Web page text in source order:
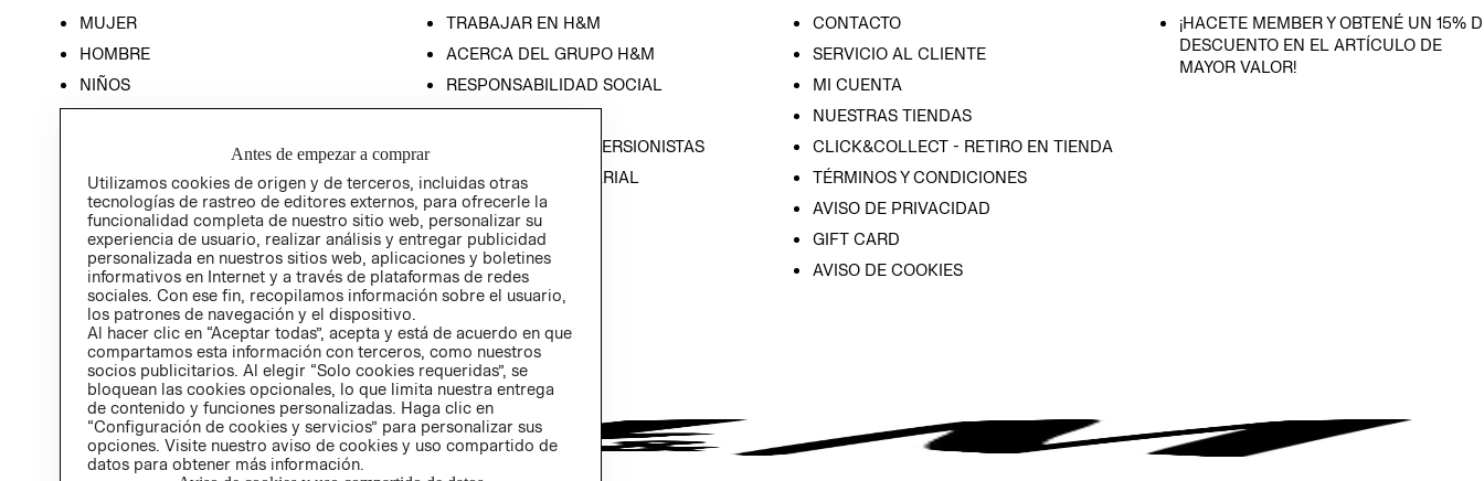
MUJER
HOMBRE
NIÑOS
HOME
TRABAJAR EN H&M
ACERCA DEL GRUPO H&M
RESPONSABILIDAD SOCIAL
PRENSA
RELACIÓN CON INVERSIONISTAS
POLÍTICA EMPRESARIAL
CONTACTO
SERVICIO AL CLIENTE
MI CUENTA
NUESTRAS TIENDAS
CLICK&COLLECT - RETIRO EN TIENDA
TÉRMINOS Y CONDICIONES
AVISO DE PRIVACIDAD
GIFT CARD
AVISO DE COOKIES
¡HACETE MEMBER Y OBTENÉ UN 15%
DESCUENTO EN EL ARTÍCULO DE
MAYOR VALOR!
Antes de empezar a comprar
Utilizamos cookies de origen y de terceros, incluidas otras
tecnologías de rastreo de editores externos, para ofrecerle la
funcionalidad completa de nuestro sitio web, personalizar su
experiencia de usuario, realizar análisis y entregar publicidad
personalizada en nuestros sitios web, aplicaciones y boletines
informativos en Internet y a través de plataformas de redes
sociales. Con ese fin, recopilamos información sobre el usuario,
los patrones de navegación y el dispositivo.
Al hacer clic en “Aceptar todas”, acepta y está de acuerdo en que
compartamos esta información con terceros, como nuestros
socios publicitarios. Al elegir “Solo cookies requeridas”, se
bloquean las cookies opcionales, lo que limita nuestra entrega
de contenido y funciones personalizadas. Haga clic en
“Configuración de cookies y servicios” para personalizar sus
opciones. Visite nuestro aviso de cookies y uso compartido de
datos para obtener más información.